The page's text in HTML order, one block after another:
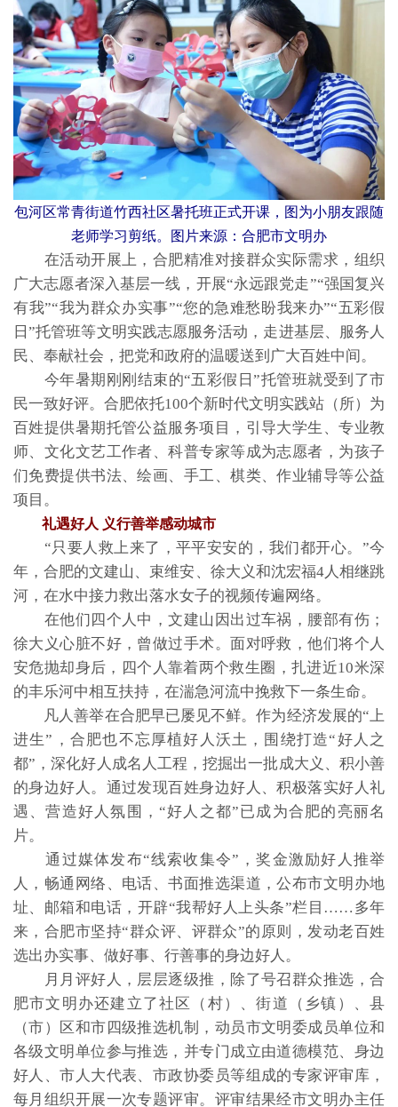
包河区常青街道竹西社区暑托班正式开课，图为小朋友跟随
老师学习剪纸。图片来源：合肥市文明办
在活动开展上，合肥精准对接群众实际需求，组织
广大志愿者深入基层一线，开展“永远跟党走”“强国复兴
有我”“我为群众办实事”“您的急难愁盼我来办”“五彩假
日”托管班等文明实践志愿服务活动，走进基层、服务人
民、奉献社会，把党和政府的温暖送到广大百姓中间。
今年暑期刚刚结束的“五彩假日”托管班就受到了市
民一致好评。合肥依托100个新时代文明实践站（所）为
百姓提供暑期托管公益服务项目，引导大学生、专业教
师、文化文艺工作者、科普专家等成为志愿者，为孩子
们免费提供书法、绘画、手工、棋类、作业辅导等公益
项目。
礼遇好人 义行善举感动城市
“只要人救上来了，平平安安的，我们都开心。”今
年，合肥的文建山、束维安、徐大义和沈宏福4人相继跳
河，在水中接力救出落水女子的视频传遍网络。
在他们四个人中，文建山因出过车祸，腰部有伤；
徐大义心脏不好，曾做过手术。面对呼救，他们将个人
安危抛却身后，四个人靠着两个救生圈，扎进近10米深
的丰乐河中相互扶持，在湍急河流中挽救下一条生命。
凡人善举在合肥早已屡见不鲜。作为经济发展的“上
进生”，合肥也不忘厚植好人沃土，围绕打造“好人之
都”，深化好人成名人工程，挖掘出一批成大义、积小善
的身边好人。通过发现百姓身边好人、积极落实好人礼
遇、营造好人氛围，“好人之都”已成为合肥的亮丽名
片。
通过媒体发布“线索收集令”，奖金激励好人推举
人，畅通网络、电话、书面推选渠道，公布市文明办地
址、邮箱和电话，开辟“我帮好人上头条”栏目……多年
来，合肥市坚持“群众评、评群众”的原则，发动老百姓
选出办实事、做好事、行善事的身边好人。
月月评好人，层层逐级推，除了号召群众推选，合
肥市文明办还建立了社区（村）、街道（乡镇）、县
（市）区和市四级推选机制，动员市文明委成员单位和
各级文明单位参与推选，并专门成立由道德模范、身边
好人、市人大代表、市政协委员等组成的专家评审库，
每月组织开展一次专题评审。评审结果经市文明办主任